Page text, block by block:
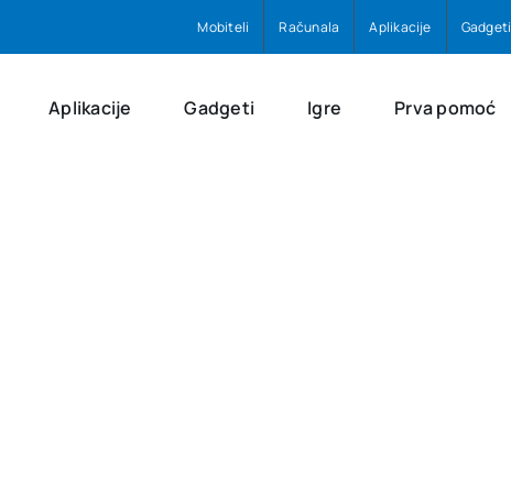
Mobiteli Računala Aplikacije Gadgeti
Aplikacije Gadgeti Igre Prva pomoć